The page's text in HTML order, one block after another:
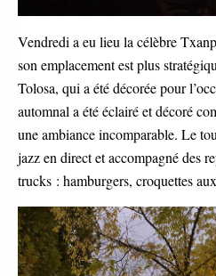
Vendredi a eu lieu la célèbre
son emplacement est plus
Tolosa, qui a été décorée pour
automnal a été éclairé et décoré
une ambiance incomparable. Le
jazz en direct et accompagné des
trucks : hamburgers, croquettes